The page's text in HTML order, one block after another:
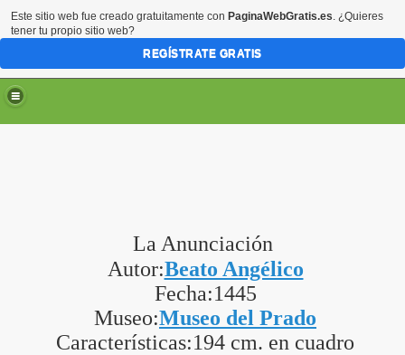
La Anunciación
Autor:Beato Angélico
Fecha:1445
Museo:Museo del Prado
Características:194 cm. en cuadro
Este sitio web fue creado gratuitamente con PaginaWebGratis.es. ¿Quieres
tener tu propio sitio web?
REGÍSTRATE GRATIS